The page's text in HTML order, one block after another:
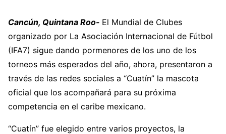
Cancún, Quintana Roo- El Mundial de Clubes
organizado por La Asociación Internacional de Fútbol
(IFA7) sigue dando pormenores de los uno de los
torneos más esperados del año, ahora, presentaron a
través de las redes sociales a “Cuatín” la mascota
oficial que los acompañará para su próxima
competencia en el caribe mexicano.
“Cuatín” fue elegido entre varios proyectos, la